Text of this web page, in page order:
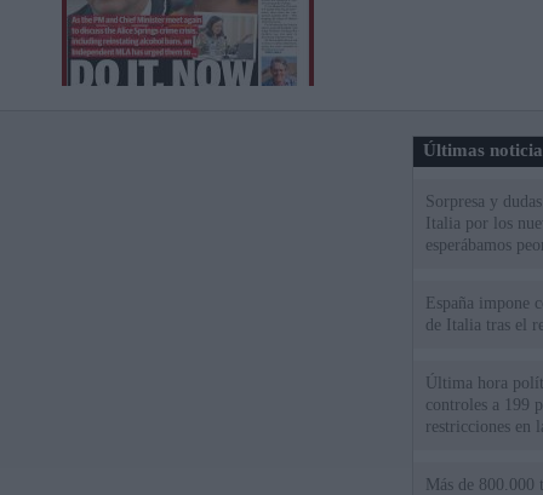
Últimas
Sorpresa y
Italia por los
esperábamos
España impone
de Italia tras el
Última hora
controles a 199
restricciones en
Más de 800.000